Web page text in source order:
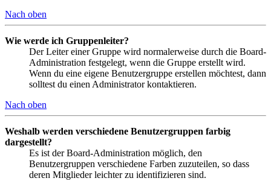
Nach oben
Wie werde ich Gruppenleiter?
Der Leiter einer Gruppe wird normalerweise durch die Board-
Administration festgelegt, wenn die Gruppe erstellt wird.
Wenn du eine eigene Benutzergruppe erstellen möchtest, dann
solltest du einen Administrator kontaktieren.
Nach oben
Weshalb werden verschiedene Benutzergruppen farbig
dargestellt?
Es ist der Board-Administration möglich, den
Benutzergruppen verschiedene Farben zuzuteilen, so dass
deren Mitglieder leichter zu identifizieren sind.